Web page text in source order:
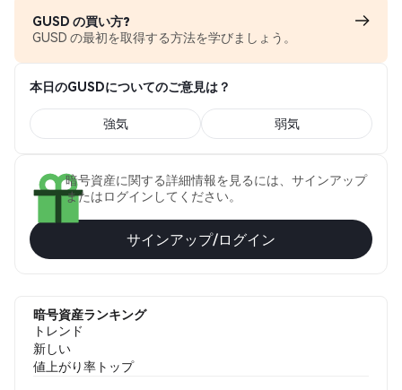
GUSD の買い方?
GUSD の最初を取得する方法を学びましょう。
本日のGUSDについてのご意見は？
強気 弱気
暗号資産に関する詳細情報を見るには、サインアップ
またはログインしてください。
サインアップ/ログイン
暗号資産ランキング
トレンド
新しい
値上がり率トップ